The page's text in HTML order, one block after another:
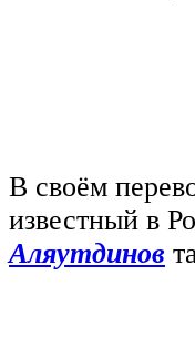
В своём
известный в
Аляутдинов